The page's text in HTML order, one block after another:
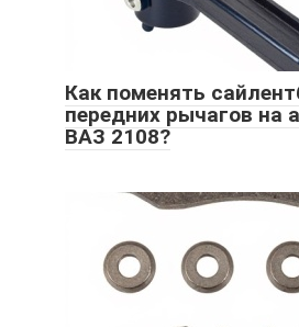
Как поменять
передних рычагов на
ВАЗ 2108?